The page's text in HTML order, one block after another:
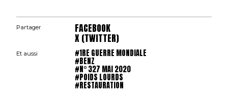
Partager FACEBOOK
X (TWITTER)
Et aussi #1RE GUERRE MONDIALE
#BENZ
#N° 327 MAI 2020
#POIDS LOURDS
#RESTAURATION